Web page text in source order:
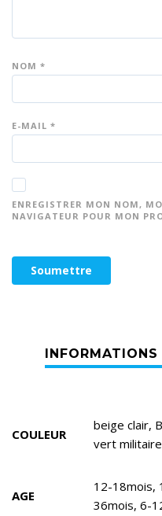
NOM *
E-MAIL *
ENREGISTRER MON NOM,
NAVIGATEUR POUR MON
COULEUR
beige clair,
vert militaire
AGE
12-18mois,
36mois, 6-